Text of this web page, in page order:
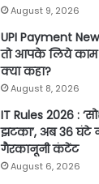
August 9, 2026
UPI Payment
तो आपके लिये काम
क्या कहा?
August 8, 2026
IT Rules 2026 :
झटका’, अब 36 घंटे
गैरकानूनी कंटेंट
August 6, 2026